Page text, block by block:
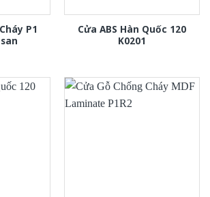
P1
Cửa ABS Hàn Quốc 120
K0201